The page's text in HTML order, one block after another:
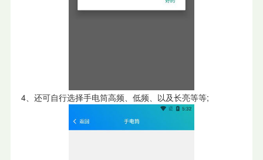
4、还可自行选择手电筒高频、低频、以及长亮等等;